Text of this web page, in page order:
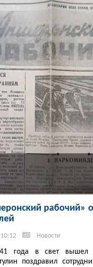
рабочий»
10:12 Новости
года в свет вышел
поздравил